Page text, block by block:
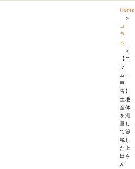
Home
>
コ
ラ
ム
>
【コ
ラ
ム・
申
告】
土地
全体
を測
量し
て節
税し
た上
田さ
ん